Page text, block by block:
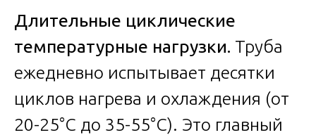
Длительные циклические
температурные нагрузки. Труба
ежедневно испытывает десятки
циклов нагрева и охлаждения (от
20-25°C до 35-55°C). Это главный